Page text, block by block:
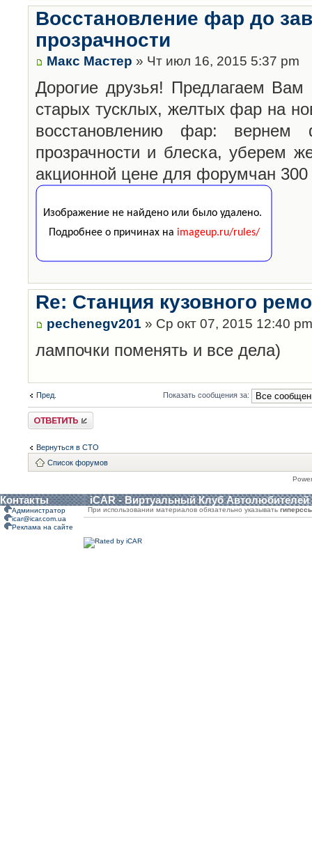
Восстановление фар до
прозрачности
Макс Мастер » Чт июл 16, 2015 5:37 pm
Дорогие друзья! Предлагаем Вам
старых тусклых, желтых фар на
восстановлению фар: вернем
прозрачности и блеска, уберем
акционной цене для форумчан 300
Re: Станция кузовного
pechenegv201 » Ср окт 07, 2015 12:40 pm
лампочки поменять и все дела)
Пред. Показать сообщения за:
Ответить
Вернуться в СТО
Список форумов
Контакты iCAR - Виртуальный Клуб Автолюбителей
Администратор
icar@icar.com.ua
Реклама на сайте
При использовании материалов обязательно указывать